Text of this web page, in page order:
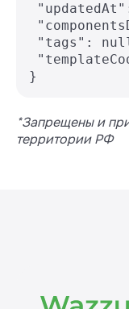
"tags":
}
*Запрещены и
территории РФ